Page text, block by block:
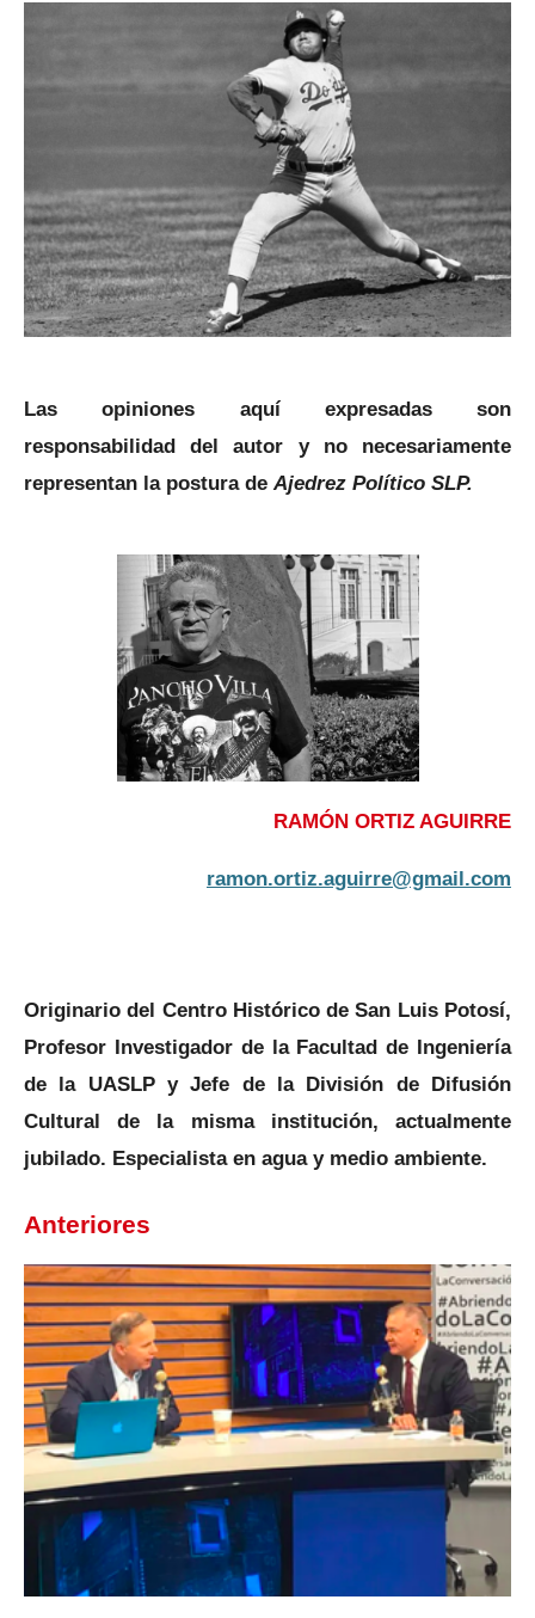
Las opiniones aquí expresadas son
responsabilidad del autor y no necesariamente
representan la postura de Ajedrez Político SLP.
RAMÓN ORTIZ AGUIRRE
ramon.ortiz.aguirre@gmail.com
Originario del Centro Histórico de San Luis Potosí,
Profesor Investigador de la Facultad de Ingeniería
de la UASLP y Jefe de la División de Difusión
Cultural de la misma institución, actualmente
jubilado. Especialista en agua y medio ambiente.
Anteriores